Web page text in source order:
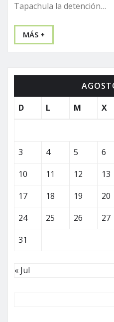
Tapachula la detención…
MÁS +
D
L M X
3
4 5 6
10
11 12 13
17
18 19 20
24
25 26 27
31
« Jul